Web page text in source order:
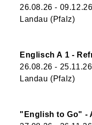
26.08.26 - 09.12.26
Landau (Pfalz)
Englisch A 1 -
26.08.26 - 25.11.26
Landau (Pfalz)
"English to Go" -